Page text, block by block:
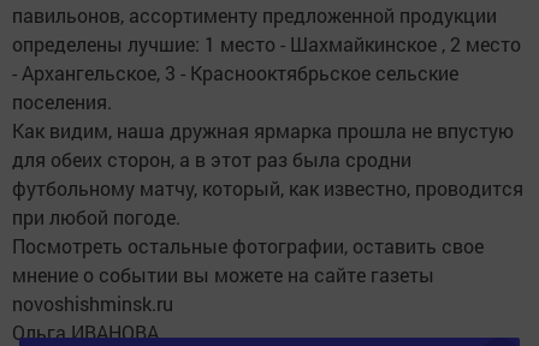
павильонов, ассортименту предложенной продукции
определены лучшие: 1 место - Шахмайкинское , 2 место
- Архангельское, 3 - Краснооктябрьское сельские
поселения.
Как видим, наша дружная ярмарка прошла не впустую
для обеих сторон, а в этот раз была сродни
футбольному матчу, который, как известно, проводится
при любой погоде.
Посмотреть остальные фотографии, оставить свое
мнение о событии вы можете на сайте газеты
novoshishminsk.ru
Ольга ИВАНОВА.